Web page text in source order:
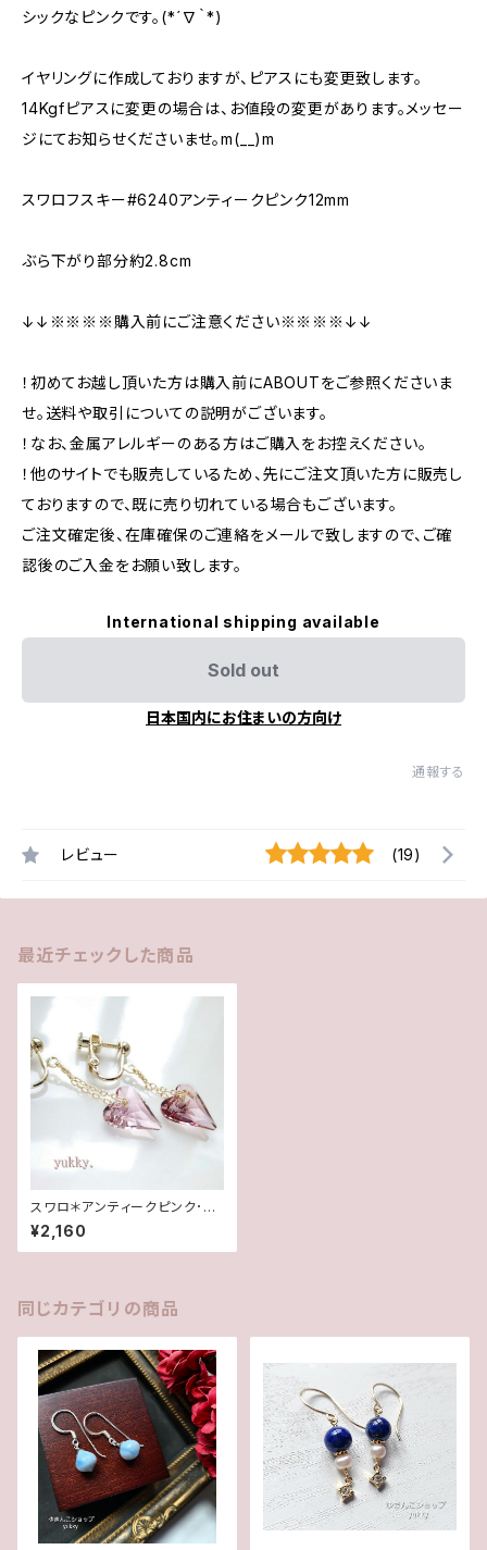
シックなピンクです。(*´∇｀*)
イヤリングに作成しておりますが、ピアスにも変更致します。
14Kgfピアスに変更の場合は、お値段の変更があります。メッセー
ジにてお知らせくださいませ。m(__)m
スワロフスキー#6240アンティークピンク12mm
ぶら下がり部分約2.8cm
↓↓※※※※購入前にご注意ください※※※※↓↓
！初めてお越し頂いた方は購入前にABOUTをご参照くださいま
せ。送料や取引についての説明がございます。
！なお、金属アレルギーのある方はご購入をお控えください。
！他のサイトでも販売しているため、先にご注文頂いた方に販売し
ておりますので、既に売り切れている場合もございます。
ご注文確定後、在庫確保のご連絡をメールで致しますので、ご確
認後のご入金をお願い致します。
International shipping available
Sold out
日本国内にお住まいの方向け
通報する
レビュー (19)
最近チェックした商品
スワロ＊アンティークピンク･ハ
ートイヤリング
¥2,160
同じカテゴリの商品